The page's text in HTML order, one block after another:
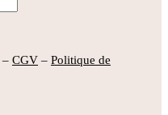
– CGV – Politique de